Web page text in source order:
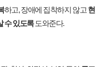
하고, 장애에 집착하지 않고 현
수 있도록도와준다.